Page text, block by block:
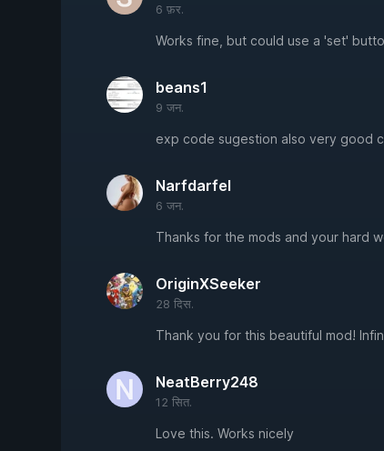
6 फ़र.
Works fine, but could use a 'set'
beans1
9 जन.
exp code sugestion also very good
Narfdarfel
6 जन.
Thanks for the mods and your hard
OriginXSeeker
28 दिस.
Thank you for this beautiful mod!
NeatBerry248
12 सित.
Love this. Works nicely